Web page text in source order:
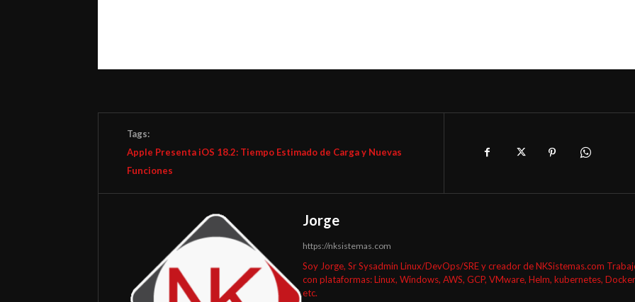
Tags:
Apple Presenta iOS 18.2: Tiempo Estimado de Carga y Nuevas
Funciones
Jorge
https://nksistemas.com
Soy Jorge, Sr Sysadmin Linux/DevOps/SRE y creador de NKSistemas.com
con plataformas: Linux, Windows, AWS, GCP, VMware, Helm, kubernetes,
etc.